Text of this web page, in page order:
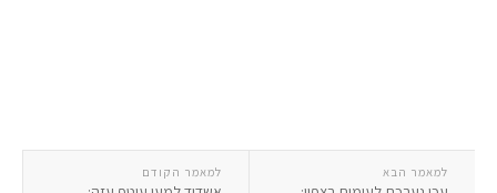
למאמר הקודם למאמר הבא